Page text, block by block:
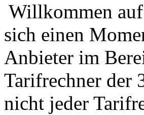
Willkommen
sich einen
Anbieter im
Tarifrechner der
nicht jeder